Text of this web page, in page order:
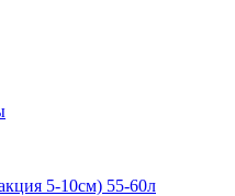
5-10см) 55-60л